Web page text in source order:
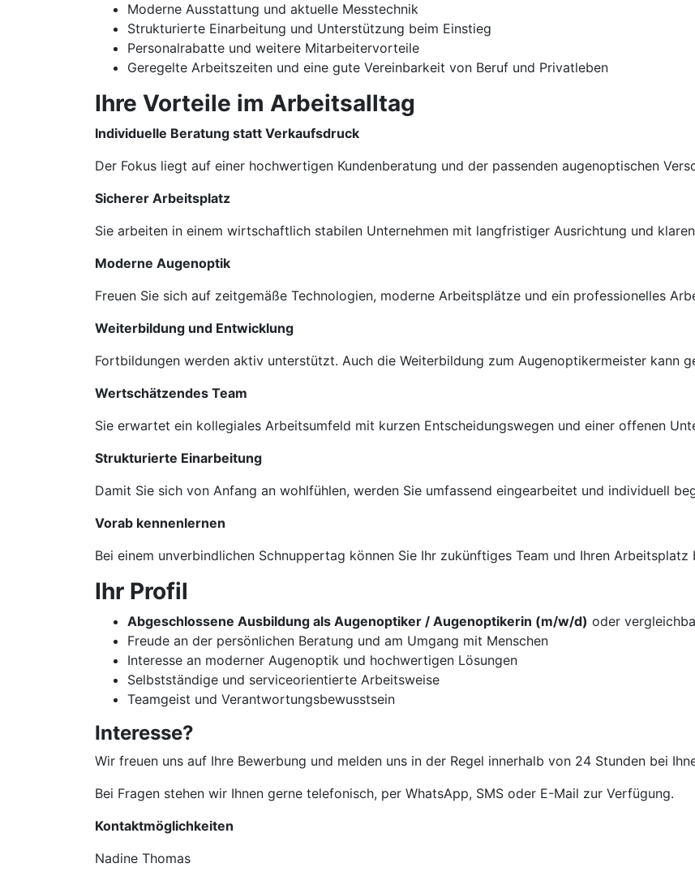
Moderne Ausstattung und aktuelle Messtechnik
Strukturierte Einarbeitung und Unterstützung beim Einstieg
Personalrabatte und weitere Mitarbeitervorteile
Geregelte Arbeitszeiten und eine gute Vereinbarkeit von Beruf und Privatleben
Ihre Vorteile im Arbeitsalltag
Individuelle Beratung statt Verkaufsdruck
Der Fokus liegt auf einer hochwertigen Kundenberatung und der passenden augenoptischen
Sicherer Arbeitsplatz
Sie arbeiten in einem wirtschaftlich stabilen Unternehmen mit langfristiger Ausrichtung und
Moderne Augenoptik
Freuen Sie sich auf zeitgemäße Technologien, moderne Arbeitsplätze und ein professionelles
Weiterbildung und Entwicklung
Fortbildungen werden aktiv unterstützt. Auch die Weiterbildung zum Augenoptikermeister kann
Wertschätzendes Team
Sie erwartet ein kollegiales Arbeitsumfeld mit kurzen Entscheidungswegen und einer offenen
Strukturierte Einarbeitung
Damit Sie sich von Anfang an wohlfühlen, werden Sie umfassend eingearbeitet und individuell
Vorab kennenlernen
Bei einem unverbindlichen Schnuppertag können Sie Ihr zukünftiges Team und Ihren
Ihr Profil
Abgeschlossene Ausbildung als Augenoptiker / Augenoptikerin (m/w/d) oder
Freude an der persönlichen Beratung und am Umgang mit Menschen
Interesse an moderner Augenoptik und hochwertigen Lösungen
Selbstständige und serviceorientierte Arbeitsweise
Teamgeist und Verantwortungsbewusstsein
Interesse?
Wir freuen uns auf Ihre Bewerbung und melden uns in der Regel innerhalb von 24 Stunden bei
Bei Fragen stehen wir Ihnen gerne telefonisch, per WhatsApp, SMS oder E-Mail zur Verfügung.
Kontaktmöglichkeiten
Nadine Thomas